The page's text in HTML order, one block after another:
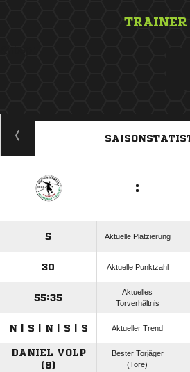
TRAINER
ANZEIGE
:
5 Aktuelle Platzierung
30 Aktuelle Punktzahl
55:35
Aktuelles
Torverhältnis
N | S | N | S | S Aktueller Trend
DANIEL VOLP
(9)
Bester Torjäger
(Tore)